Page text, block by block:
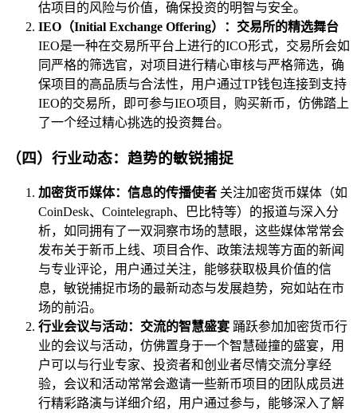
估项目的风险与价值，确保投资的明智与安全。
IEO（Initial Exchange Offering）：交易所的精选舞台
IEO是一种在交易所平台上进行的ICO形式，交易所会如
同严格的筛选官，对项目进行精心审核与严格筛选，确
保项目的高品质与合法性，用户通过TP钱包连接到支持
IEO的交易所，即可参与IEO项目，购买新币，仿佛踏上
了一个经过精心挑选的投资舞台。
（四）行业动态：趋势的敏锐捕捉
加密货币媒体：信息的传播使者 关注加密货币媒体（如
CoinDesk、Cointelegraph、巴比特等）的报道与深入分
析，如同拥有了一双洞察市场的慧眼，这些媒体常常会
发布关于新币上线、项目合作、政策法规等方面的新闻
与专业评论，用户通过关注，能够获取极具价值的信
息，敏锐捕捉市场的最新动态与发展趋势，宛如站在市
场的前沿。
行业会议与活动：交流的智慧盛宴 踊跃参加加密货币行
业的会议与活动，仿佛置身于一个智慧碰撞的盛宴，用
户可以与行业专家、投资者和创业者尽情交流分享经
验，会议和活动常常会邀请一些新币项目的团队成员进
行精彩路演与详细介绍，用户通过参与，能够深入了解